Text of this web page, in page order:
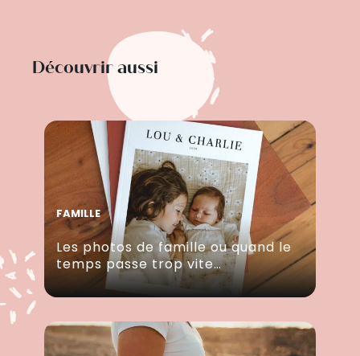
Découvrir aussi
FAMILLE
Les photos de famille ou quand le
temps passe trop vite…